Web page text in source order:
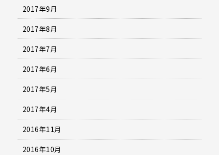
2017年9月
2017年8月
2017年7月
2017年6月
2017年5月
2017年4月
2016年11月
2016年10月